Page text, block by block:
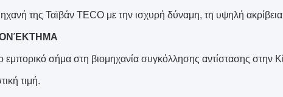
της Ταϊβάν TECO με την ισχυρή δύναμη, τη υψηλή
εμπορικό σήμα στη βιομηχανία συγκόλλησης αντίστασης στην
τιμή.